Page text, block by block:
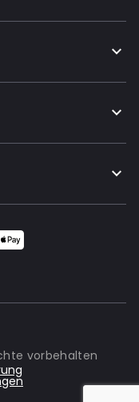
vorbehalten